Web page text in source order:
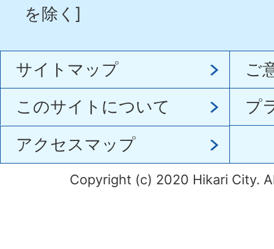
を除く]
サイトマップ
ご
このサイトについて
プ
アクセスマップ
Copyright (c) 2020 Hikari City.